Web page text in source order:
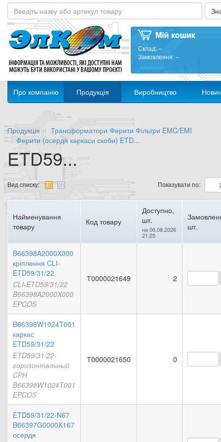
Склад:–
Замовлення:–
Про компанію Продукція Виробництво
Продукція
Трансформатори Ферити Фільтри EMC/EMI
Ферити (осердя каркаси скоби) ETD...
ETD59...
Вид списку: Показувати по:
Найменування
товару
Код товару
Доступно,
шт.
на 06.08.2026
21:25
шт.
B66398A2000X000
кріплення CLI-
ETD59/31/22
CLI-ETD59/31/22
B66398A2000X000
EPCOS
Т0000021649 2
B66398W1024T001
каркас
ETD59/31/22
ETD59/31/22-
горизонтальный
CPH
B66398W1024T001
EPCOS
Т0000021650 0
ETD59/31/22-N67
B66397G0000X167
осердя